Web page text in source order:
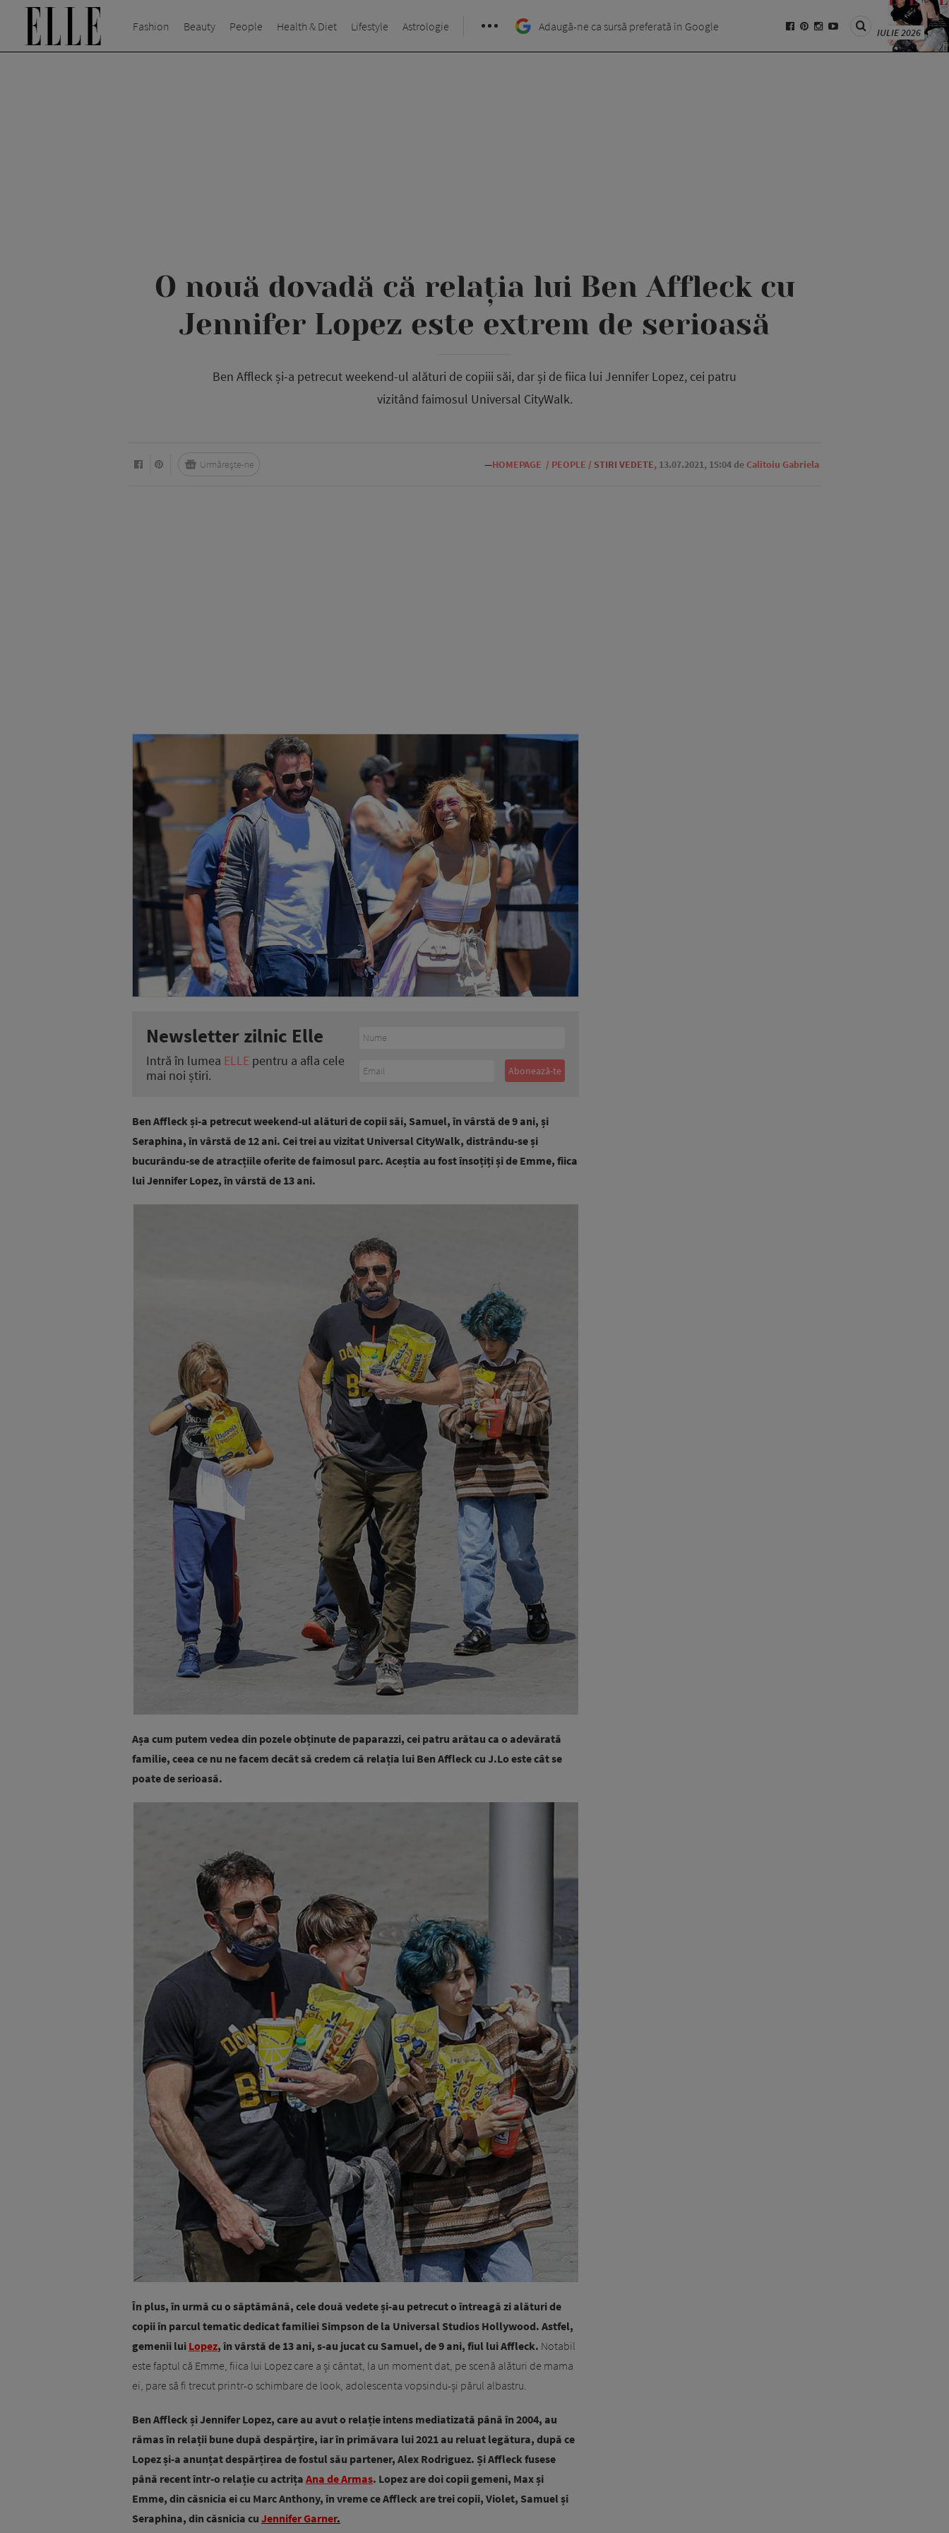
Fashion Beauty People Health & Diet Lifestyle Astrologie Adaugă-ne ca sursă preferată în Google IULIE 2026
O nouă dovadă că relația lui Ben Affleck cu
Jennifer Lopez este extrem de serioasă
Ben Affleck și-a petrecut weekend-ul alături de copiii săi, dar și de fiica lui Jennifer Lopez, cei patru
vizitând faimosul Universal CityWalk.
—HOMEPAGE / PEOPLE / STIRI VEDETE, 13.07.2021, 15:04 deCalitoiu Gabriela
Urmărește-ne
Newsletter zilnic Elle
Intră în lumea ELLE pentru a afla cele
mai noi știri.
Ben Affleck și-a petrecut weekend-ul alături de copii săi, Samuel, în vârstă de 9 ani, și
Seraphina, în vârstă de 12 ani. Cei trei au vizitat Universal CityWalk, distrându-se și
bucurându-se de atracțiile oferite de faimosul parc. Aceștia au fost însoțiți și de Emme, fiica
lui Jennifer Lopez, în vârstă de 13 ani.
Așa cum putem vedea din pozele obținute de paparazzi, cei patru arătau ca o adevărată
familie, ceea ce nu ne facem decât să credem că relația lui Ben Affleck cu J.Lo este cât se
poate de serioasă.
În plus, în urmă cu o săptămână, cele două vedete și-au petrecut o întreagă zi alături de
copii în parcul tematic dedicat familiei Simpson de la Universal Studios Hollywood. Astfel,
gemenii lui Lopez, în vârstă de 13 ani, s-au jucat cu Samuel, de 9 ani, fiul lui Affleck. Notabil
este faptul că Emme, fiica lui Lopez care a și cântat, la un moment dat, pe scenă alături de mama
ei, pare să fi trecut printr-o schimbare de look, adolescenta vopsindu-și părul albastru.
Ben Affleck și Jennifer Lopez, care au avut o relație intens mediatizată până în 2004, au
rămas în relații bune după despărțire, iar în primăvara lui 2021 au reluat legătura, după ce
Lopez și-a anunțat despărțirea de fostul său partener, Alex Rodriguez. Și Affleck fusese
până recent într-o relație cu actrița Ana de Armas. Lopez are doi copii gemeni, Max și
Emme, din căsnicia ei cu Marc Anthony, în vreme ce Affleck are trei copii, Violet, Samuel și
Seraphina, din căsnicia cu Jennifer Garner.